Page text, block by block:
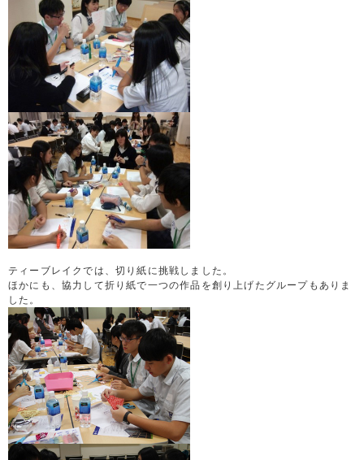
ティーブレイクでは、切り紙に挑戦しました。
ほかにも、協力して折り紙で一つの作品を創り上げたグループもありま
した。